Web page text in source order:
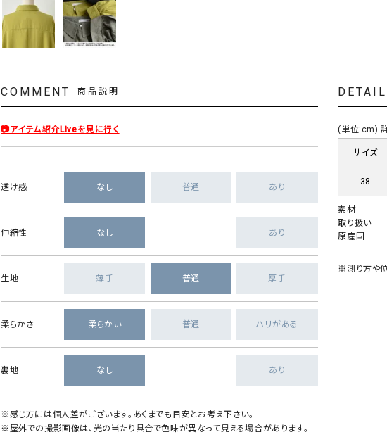
COMMENT 商品説明
📷アイテム紹介Liveを見に行く
透け感 なし 普通 あり
伸縮性 なし あり
生地 薄手 普通 厚手
柔らかさ 柔らかい 普通 ハリがある
裏地 なし あり
※感じ方には個人差がございます。あくまでも目安とお考え下さい。
※屋外での撮影画像は、光の当たり具合で色味が異なって見える場合があります。
DETAIL
(単位:cm)
サイズ
38
素材
取り扱い
原産国
※測り方や位